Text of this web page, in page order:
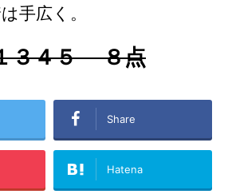
手広く。
３４５ ８点
Share
Hatena